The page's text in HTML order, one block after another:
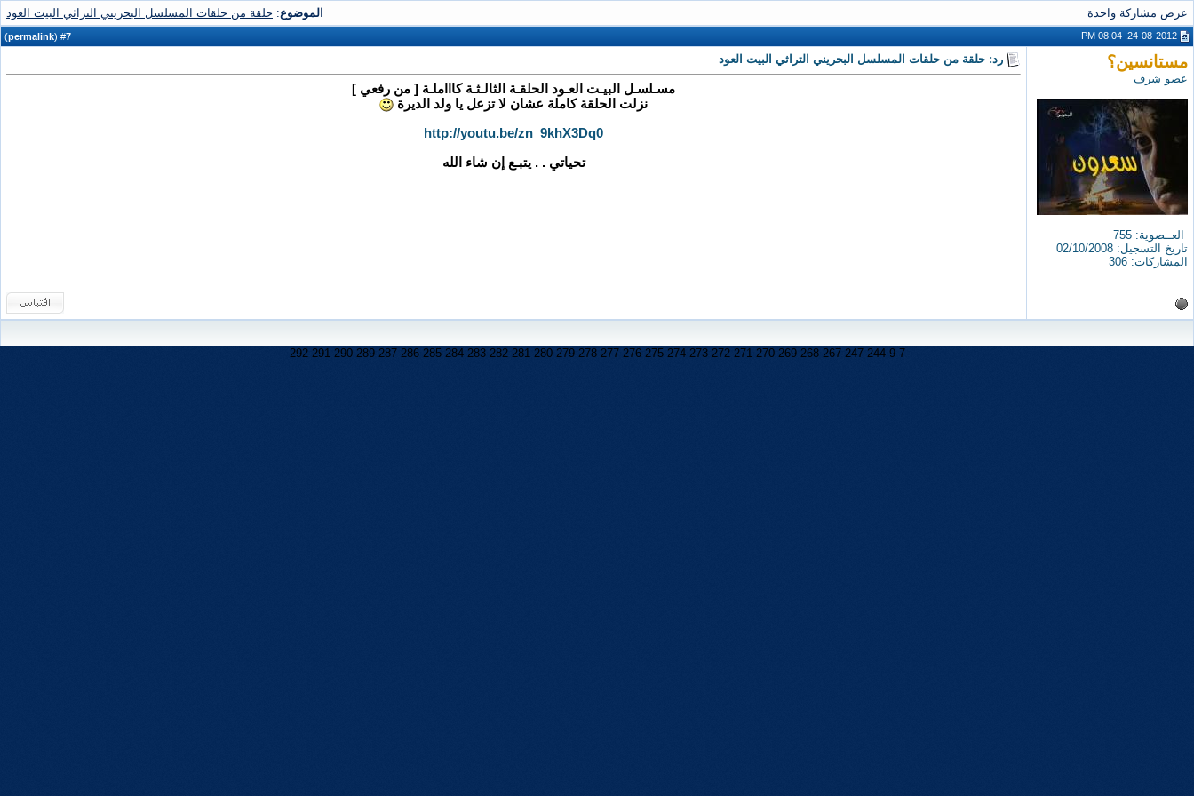
الموضوع: حلقة من حلقات المسلسل البحريني التراثي البيت العود عرض مشاركة واحدة
7
(
permalink
)
مستانسين؟
عضو شرف
العــضوية: 755
تاريخ التسجيل: 02/10/2008
المشاركات: 306
رد: حلقة من حلقات المسلسل البحريني التراثي البيت العود
مسـلسـل البيـت العـود الحلقـة الثالـثـة كاااملـة [ من رفعي ]
نزلت الحلقة كاملة عشان لا تزعل يا ولد الديرة
http://youtu.be/zn_9khX3Dq0
تحياتي . . يتبـع إن شاء الله
7
9
244
247
267
268
269
270
271
272
273
274
275
276
277
278
279
280
281
282
283
284
285
286
287
289
290
291
292